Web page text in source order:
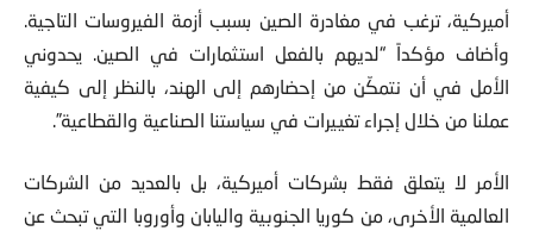
أميركية، ترغب في مغادرة الصين بسبب أزمة الفيروسات التاجية.
وأضاف مؤكداً “لديهم بالفعل استثمارات في الصين. يحدوني
الأمل في أن نتمكّن من إحضارهم إلى الهند، بالنظر إلى كيفية
عملنا من خلال إجراء تغييرات في سياستنا الصناعية والقطاعية”.
الأمر لا يتعلق فقط بشركات أميركية، بل بالعديد من الشركات
العالمية الأخرى، من كوريا الجنوبية واليابان وأوروبا التي تبحث عن